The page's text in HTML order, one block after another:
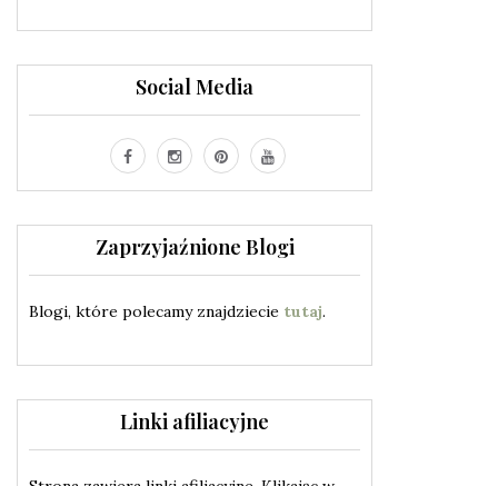
Social Media
Zaprzyjaźnione Blogi
Blogi, które polecamy znajdziecie tutaj.
Linki afiliacyjne